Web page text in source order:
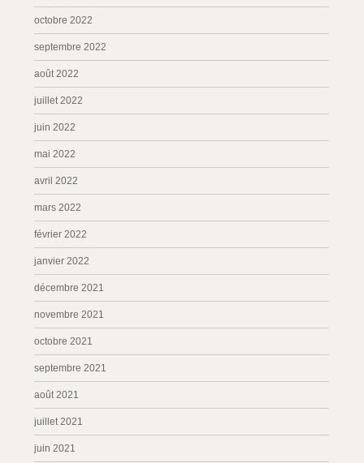
octobre 2022
septembre 2022
août 2022
juillet 2022
juin 2022
mai 2022
avril 2022
mars 2022
février 2022
janvier 2022
décembre 2021
novembre 2021
octobre 2021
septembre 2021
août 2021
juillet 2021
juin 2021